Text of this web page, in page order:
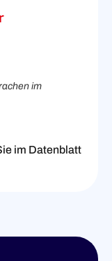
im
im Datenblatt